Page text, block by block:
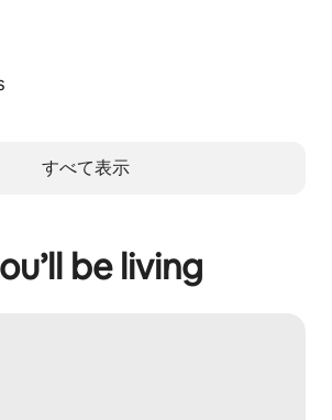
すべて表示
be living